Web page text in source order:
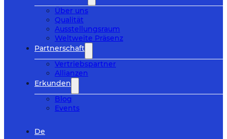
Über uns
Qualität
Ausstellungsraum
Weltweite Präsenz
Partnerschaft
Vertriebspartner
Allianzen
Erkunden
Blog
Events
De